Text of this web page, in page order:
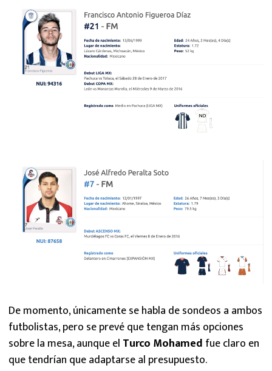
De momento, únicamente se habla de sondeos a ambos
futbolistas, pero se prevé que tengan más opciones
sobre la mesa, aunque el Turco Mohamed fue claro en
que tendrían que adaptarse al presupuesto.